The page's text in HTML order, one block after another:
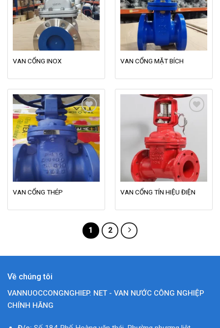
Add to
wishlist
VAN CỔNG INOX
Add to
wishlist
VAN CỔNG MẶT BÍCH
Add to
wishlist
VAN CỔNG THÉP
Add to
wishlist
VAN CỔNG TÍN HIỆU ĐIỆN
1 2
Về chúng tôi
VANNUOCCONGNGHIEP. NET - VAN NƯỚC CÔNG NGHIỆP
CHÍNH HÃNG